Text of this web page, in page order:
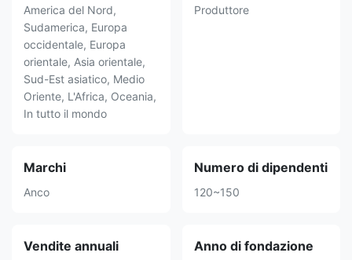
America del Nord,
Sudamerica, Europa
occidentale, Europa
orientale, Asia orientale,
Sud-Est asiatico, Medio
Oriente, L'Africa, Oceania,
In tutto il mondo
Produttore
Marchi
Anco
Numero di dipendenti
120~150
Vendite annuali Anno di fondazione